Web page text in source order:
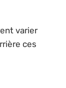
varier
ces